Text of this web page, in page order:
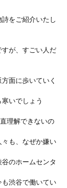
をご紹介いたし
が、すごい人だ
面に歩いていく
いでしょう
理解できないの
も、なぜか嫌い
のホームセンタ
渋谷で働いてい